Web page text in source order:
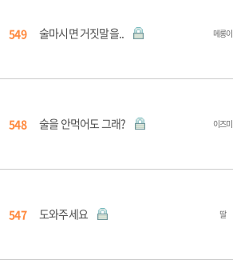
549 술마시면 거짓말을.. 메롱이
548 술을 안먹어도 그래? 이즈미
547 도와주세요 딸